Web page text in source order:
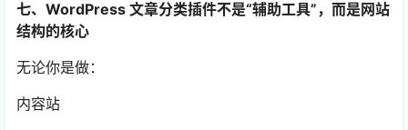
七、WordPress 文章分类插件不是“辅助工具”，而是网站
结构的核心
无论你是做：
内容站